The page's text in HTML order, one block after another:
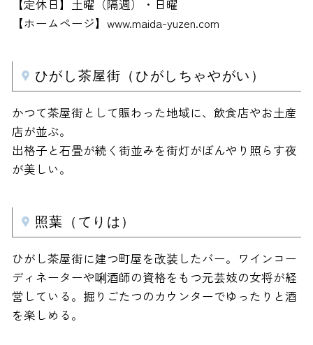
【定休日】土曜（隔週）・日曜
【ホームページ】www.maida-yuzen.com
ひがし茶屋街（ひがしちゃやがい）
かつて茶屋街として賑わった地域に、飲食店やお土産
店が並ぶ。
出格子と石畳が続く街並みを街灯がぼんやり照らす夜
が美しい。
照葉（てりは）
ひがし茶屋街に建つ町屋を改装したバー。ワインコー
ディネーターや唎酒師の資格をもつ元芸妓の女将が経
営している。掘りごたつのカウンターでゆったりと酒
を楽しめる。